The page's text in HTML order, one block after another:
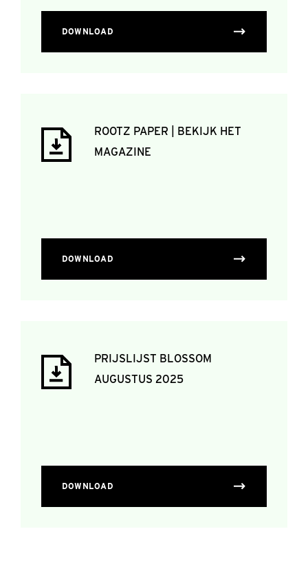
DOWNLOAD
ROOTZ PAPER | BEKIJK HET
MAGAZINE
DOWNLOAD
PRIJSLIJST BLOSSOM
AUGUSTUS 2025
DOWNLOAD